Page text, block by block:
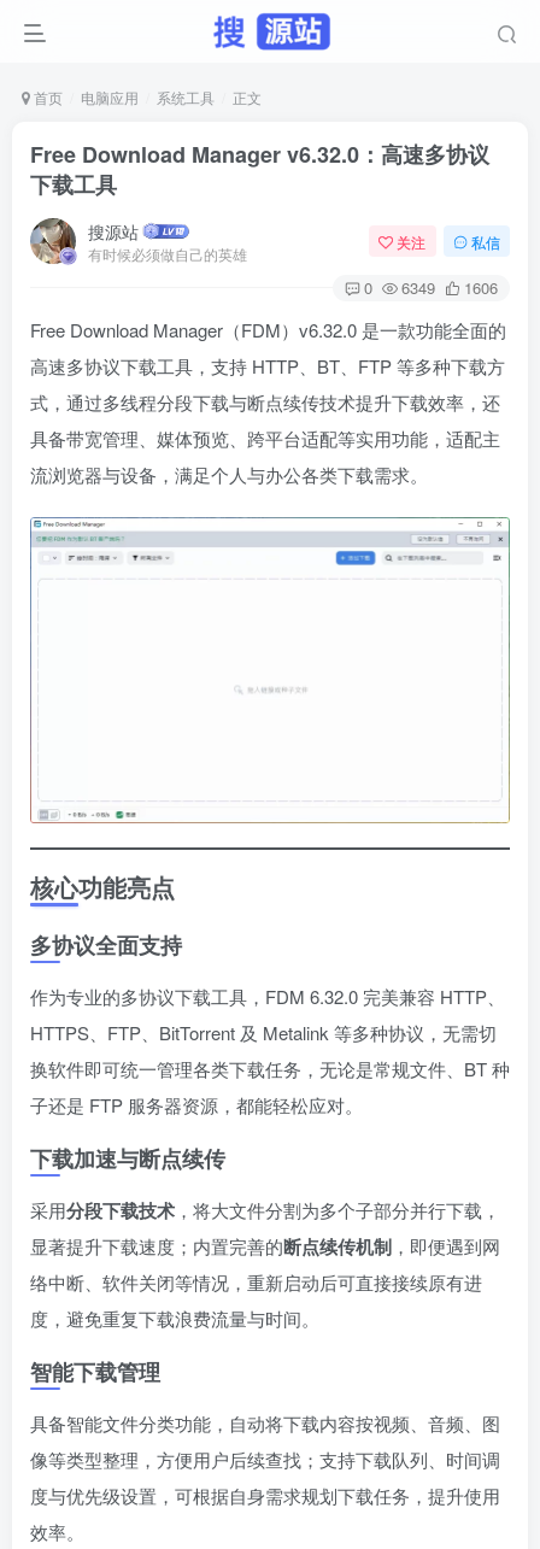
首页 电脑应用 系统工具 正文
Free Download Manager v6.32.0：高速多协议
下载工具
搜源站
有时候必须做自己的英雄
关注 私信
0 6349 1606
Free Download Manager（FDM）v6.32.0 是一款功能全面的
高速多协议下载工具，支持 HTTP、BT、FTP 等多种下载方
式，通过多线程分段下载与断点续传技术提升下载效率，还
具备带宽管理、媒体预览、跨平台适配等实用功能，适配主
流浏览器与设备，满足个人与办公各类下载需求。
核心功能亮点
多协议全面支持
作为专业的多协议下载工具，FDM 6.32.0 完美兼容 HTTP、
HTTPS、FTP、BitTorrent 及 Metalink 等多种协议，无需切
换软件即可统一管理各类下载任务，无论是常规文件、BT 种
子还是 FTP 服务器资源，都能轻松应对。
下载加速与断点续传
采用分段下载技术 ，将大文件分割为多个子部分并行下载，
显著提升下载速度；内置完善的断点续传机制 ，即便遇到网
络中断、软件关闭等情况，重新启动后可直接接续原有进
度，避免重复下载浪费流量与时间。
智能下载管理
具备智能文件分类功能，自动将下载内容按视频、音频、图
像等类型整理，方便用户后续查找；支持下载队列、时间调
度与优先级设置，可根据自身需求规划下载任务，提升使用
效率。